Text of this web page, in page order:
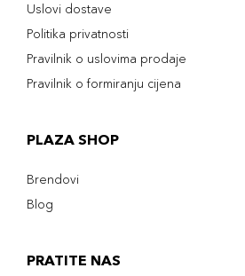
Uslovi dostave
Politika privatnosti
Pravilnik o uslovima prodaje
Pravilnik o formiranju cijena
PLAZA SHOP
Brendovi
Blog
PRATITE NAS